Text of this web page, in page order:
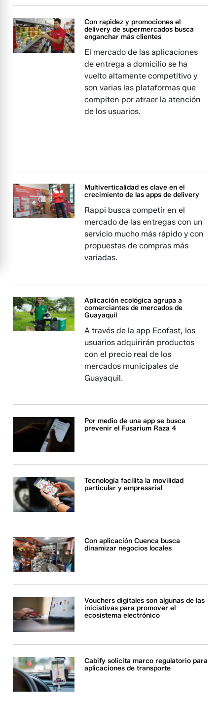
Con rapidez y promociones el
delivery de supermercados busca
enganchar más clientes
El mercado de las aplicaciones
de entrega a domicilio se ha
vuelto altamente competitivo y
son varias las plataformas que
compiten por atraer la atención
de los usuarios.
Multiverticalidad es clave en el
crecimiento de las apps de delivery
Rappi busca competir en el
mercado de las entregas con un
servicio mucho más rápido y con
propuestas de compras más
variadas.
Aplicación ecológica agrupa a
comerciantes de mercados de
Guayaquil
A través de la app Ecofast, los
usuarios adquirirán productos
con el precio real de los
mercados municipales de
Guayaquil.
Por medio de una app se busca
prevenir el Fusarium Raza 4
Tecnología facilita la movilidad
particular y empresarial
Con aplicación Cuenca busca
dinamizar negocios locales
Vouchers digitales son algunas de las
iniciativas para promover el
ecosistema electrónico
Cabify solicita marco regulatorio para
aplicaciones de transporte